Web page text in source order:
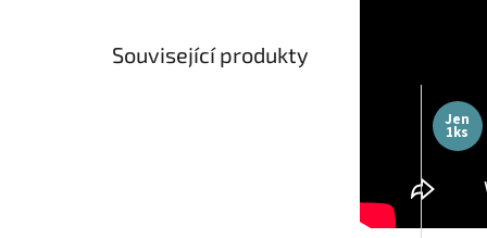
Související produkty
Jen
1ks